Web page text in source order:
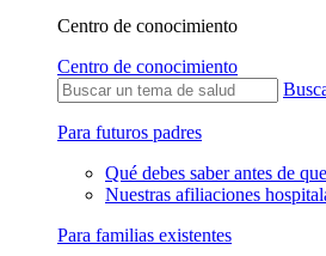
Centro de conocimiento
Centro de conocimiento
Para futuros padres
Qué debes saber antes de
Nuestras afiliaciones
Para familias existentes